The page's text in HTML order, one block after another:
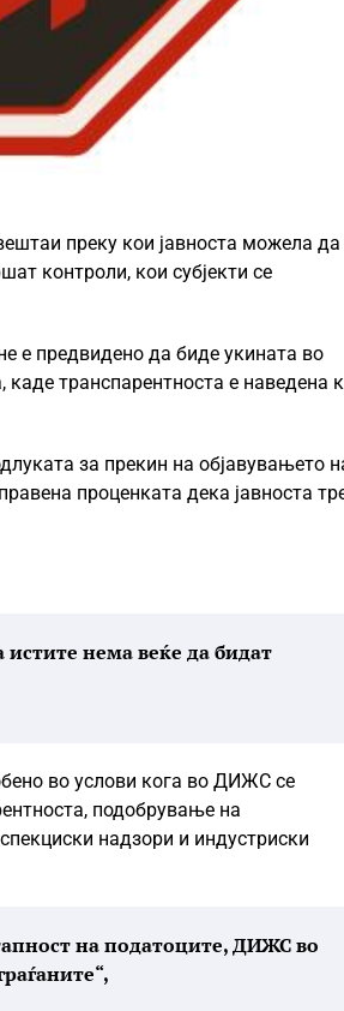
преку кои јавноста можела да
контроли, кои субјекти се
е предвидено да биде укината во
каде транспарентноста е наведена
за прекин на објавувањето
проценката дека јавноста
нема веќе да бидат
во услови кога во ДИЖС се
подобрување на
надзори и индустриски
на податоците, ДИЖС во